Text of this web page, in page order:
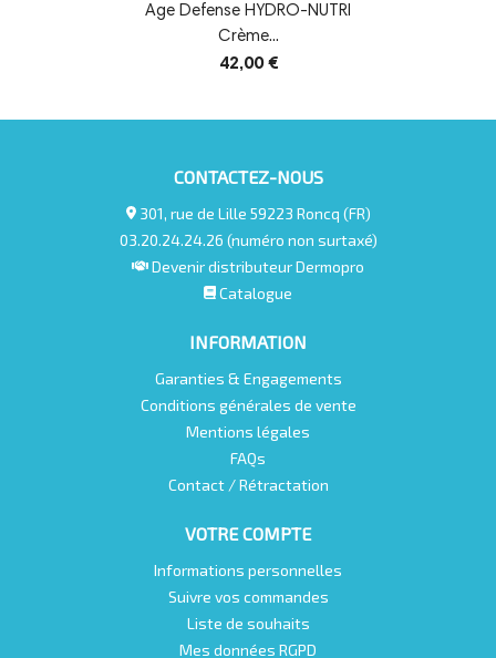
Age Defense HYDRO-NUTRI
Crème...
42,00 €
CONTACTEZ-NOUS
301, rue de Lille 59223 Roncq (FR)
03.20.24.24.26 (numéro non surtaxé)
Devenir distributeur Dermopro
Catalogue
INFORMATION
Garanties & Engagements
Conditions générales de vente
Mentions légales
FAQs
Contact / Rétractation
VOTRE COMPTE
Informations personnelles
Suivre vos commandes
Liste de souhaits
Mes données RGPD